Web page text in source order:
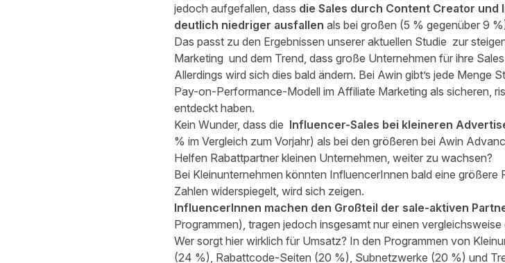
jedoch aufgefallen, dass die Sales durch Content Creator
deutlich niedriger ausfallen als bei großen (5 % gegenüber 9
Das passt zu den Ergebnissen unserer aktuellen Studie zur
Marketing und dem Trend, dass große Unternehmen für ihre
Allerdings wird sich dies bald ändern. Bei Awin gibt’s jede Menge
Pay-on-Performance-Modell im Affiliate Marketing als sicheren,
entdeckt haben.
Kein Wunder, dass die Influencer-Sales bei kleineren
% im Vergleich zum Vorjahr) als bei den größeren bei Awin
Helfen Rabattpartner kleinen Unternehmen, weiter zu wachsen?
Bei Kleinunternehmen könnten InfluencerInnen bald eine größere
Zahlen widerspiegelt, wird sich zeigen.
InfluencerInnen machen den Großteil der sale-aktiven
Programmen), tragen jedoch insgesamt nur einen
Wer sorgt hier wirklich für Umsatz? In den Programmen von
(24 %), Rabattcode-Seiten (20 %), Subnetzwerke (20 %) und